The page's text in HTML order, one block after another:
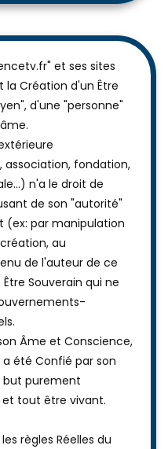
et ses sites
la Création d'un Être
d'une "personne"
fondation,
n'a le droit de
de son "autorité"
par manipulation
au
de l'auteur de ce
Souverain qui ne
Âme et Conscience,
a été Confié par son
but purement
tout être vivant.
règles Réelles du